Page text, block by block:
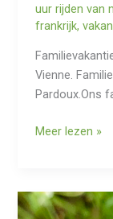
uur rijden van
frankrijk,
Vienne.
Pardoux.Ons
Familievakantie
aan
een
Meer lezen »